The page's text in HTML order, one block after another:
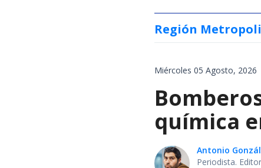
Región
Miércoles 05 Agosto, 2026
química
Antonio
Periodista.